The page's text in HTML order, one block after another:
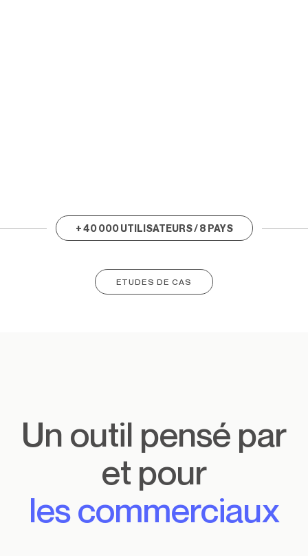
+ 40 000 UTILISATEURS / 8 PAYS
ETUDES DE CAS
Un outil pensé par
et pour
les commerciaux